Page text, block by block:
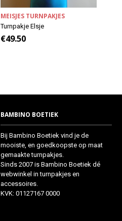
MEISJES TURNPAKJES
Turnpakje Elsje
€49.50
BAMBINO BOETIEK
Bij Bambino Boetiek vind je de
mooiste, en goedkoopste op maat
gemaakte turnpakjes.
Sinds 2007 is Bambino Boetiek dé
webwinkel in turnpakjes en
accessoires.
KVK: 01127167 0000